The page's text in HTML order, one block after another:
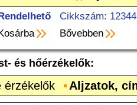
Cikkszám:
Bővebben
és hőérzékelők:
érzékelők Aljzatok,